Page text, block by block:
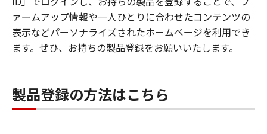
ァームアップ情報や一人ひとりに合わせたコンテンツの
表示などパーソナライズされたホームページを利用でき
ます。ぜひ、お持ちの製品登録をお願いいたします。
製品登録の方法はこちら